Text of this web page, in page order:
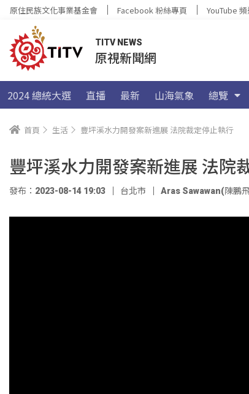
原住民族文化事業基金會 Facebook 粉絲專頁 YouTube
TITV NEWS
原視新聞網
2024 總統大選 直播 最新 山海氣象 總覽
首頁 生活 豐坪溪水力開發案新進展 法院裁定停止執行
豐坪溪水力開發案新進展 法院
發布：2023-08-14 19:03 台北市 Aras Sawawan(陳鵬